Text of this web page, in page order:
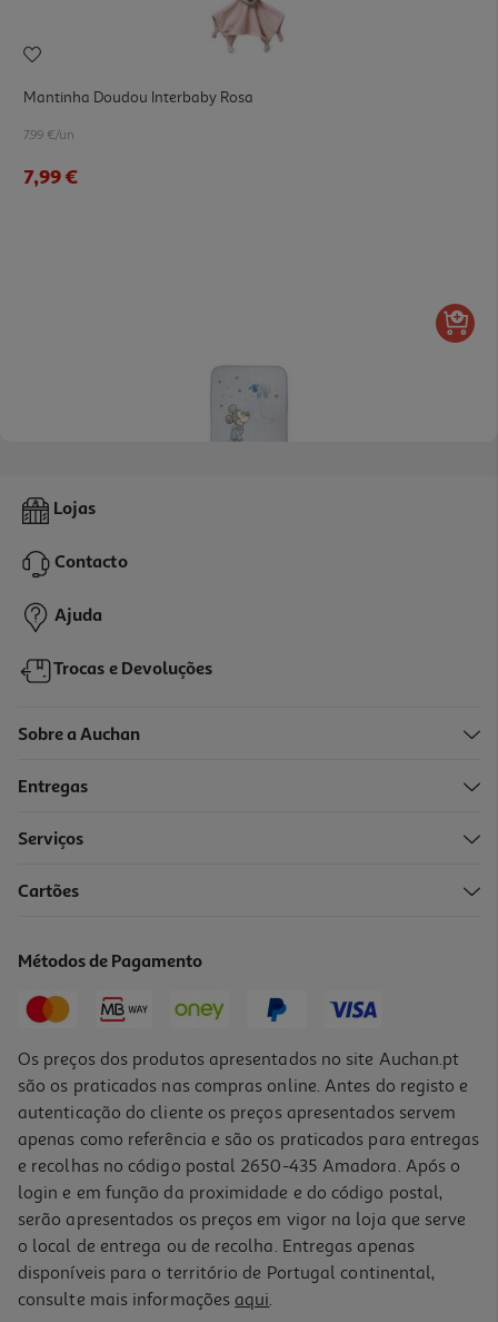
Mantinha Doudou Interbaby Rosa
7.99 €/un
7,99 €
Manta Para Cama De Bebé Mickey 110x140cm
19,99 €
Mantinha Doudou Interbaby Girafa Rosa
Lojas
Contacto
Ajuda
Trocas e Devoluções
Sobre a Auchan
Entregas
Serviços
Cartões
Métodos de Pagamento
Os preços dos produtos apresentados no site Auchan.pt
são os praticados nas compras online. Antes do registo e
autenticação do cliente os preços apresentados servem
apenas como referência e são os praticados para entregas
e recolhas no código postal 2650-435 Amadora. Após o
login e em função da proximidade e do código postal,
serão apresentados os preços em vigor na loja que serve
o local de entrega ou de recolha. Entregas apenas
disponíveis para o território de Portugal continental,
consulte mais informações aqui.